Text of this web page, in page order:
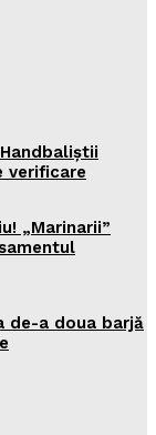
verificare
„Marinarii”
de-a doua barjă